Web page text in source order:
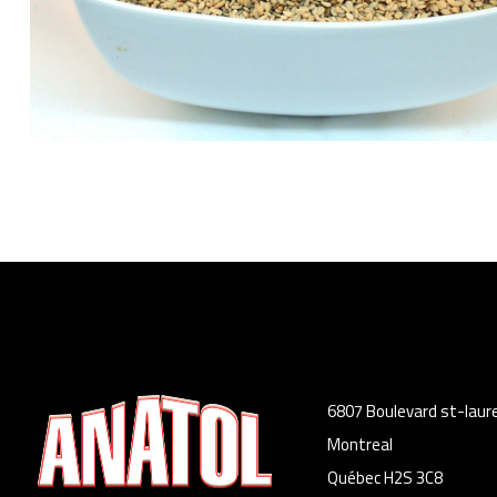
6807 Boulevard st-
Montreal
Québec H2S 3C8